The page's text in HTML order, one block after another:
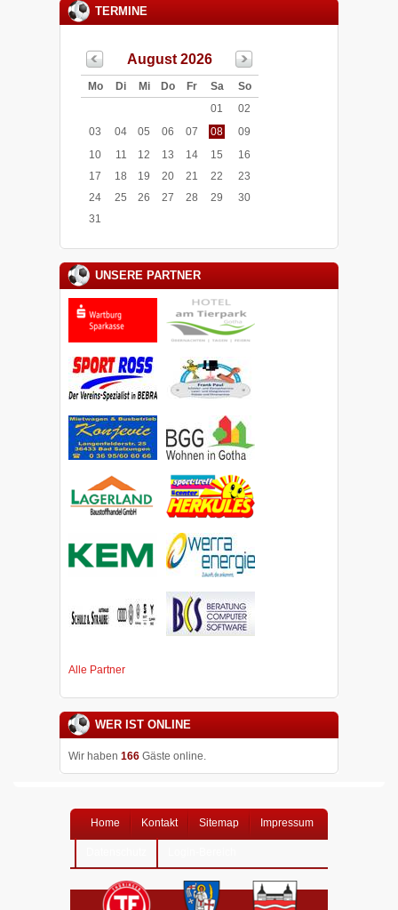
TERMINE
August 2026
Mo Di Mi Do Fr Sa
So
01
02
03
04 05 06 07 08
09
10
11 12 13 14 15
16
17
18 19 20 21 22
23
24
25 26 27 28 29
30
31
UNSERE PARTNER
Alle Partner
WER IST ONLINE
Wir haben 166 Gäste online.
Home Kontakt Sitemap Impressum